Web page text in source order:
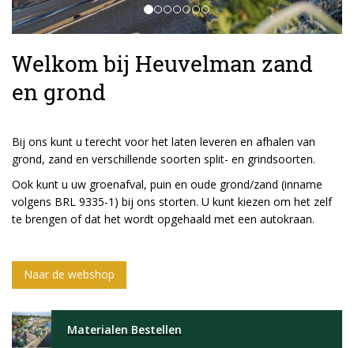
Welkom bij Heuvelman zand
en grond
Bij ons kunt u terecht voor het laten leveren en afhalen van
grond, zand en verschillende soorten split- en grindsoorten.
Ook kunt u uw groenafval, puin en oude grond/zand (inname
volgens BRL 9335-1) bij ons storten. U kunt kiezen om het zelf
te brengen of dat het wordt opgehaald met een autokraan.
Naar de webshop
Materialen Bestellen